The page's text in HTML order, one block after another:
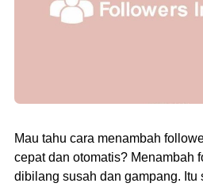
Mau tahu cara menambah
cepat dan otomatis? Menambah
dibilang susah dan gampang. Itu